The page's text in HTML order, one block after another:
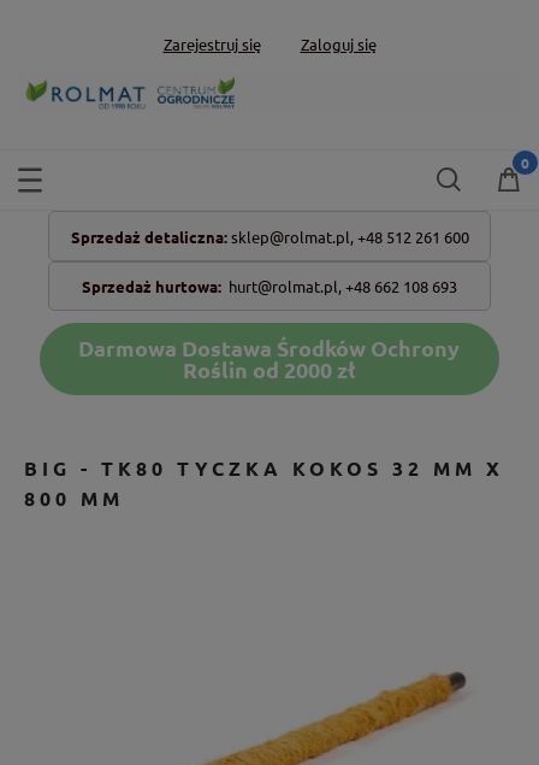
Zarejestruj się Zaloguj się
Sprzedaż detaliczna: sklep@rolmat.pl, +48 512 261 600
Sprzedaż hurtowa: hurt@rolmat.pl,+48 662 108 693
Darmowa Dostawa Środków Ochrony
Roślin od 2000 zł
BIG - TK80 TYCZKA KOKOS 32 MM X
800 MM